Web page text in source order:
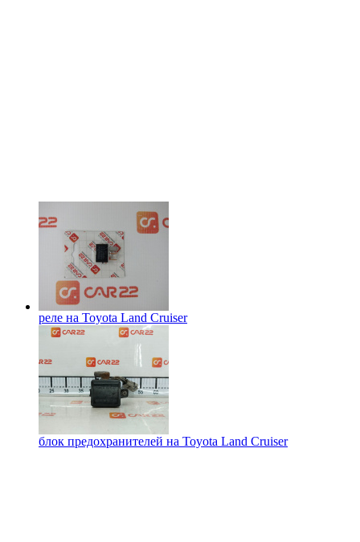
реле на Toyota Land Cruiser
блок предохранителей на Toyota Land Cruiser